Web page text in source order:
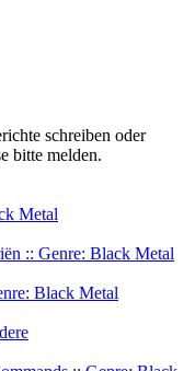
schreiben oder
bitte melden.